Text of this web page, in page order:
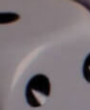
Inhalt